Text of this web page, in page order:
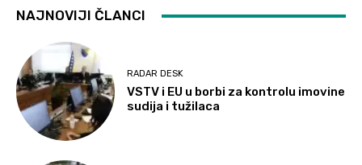
NAJNOVIJI ČLANCI
RADAR DESK
VSTV i EU u borbi za kontrolu imovine
sudija i tužilaca